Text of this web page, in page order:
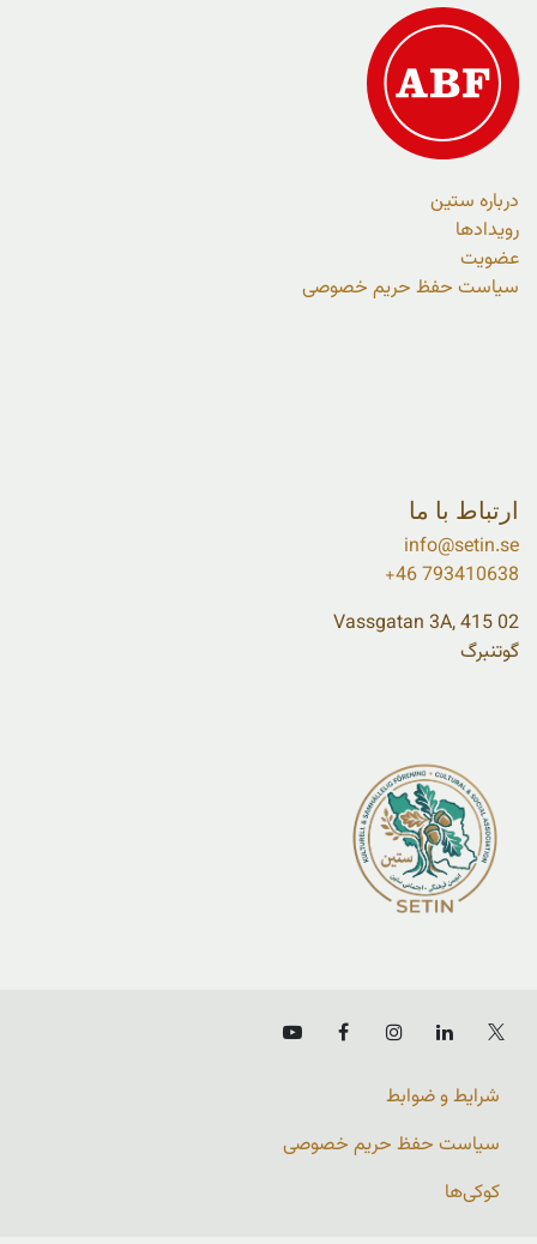
درباره ستین
رویدادها
عضویت
سیاست حفظ حریم خصوصی
ارتباط با ما
info@setin.se
+46 793410638
Vassgatan 3A, 415 02
گوتنبرگ
شرایط و ضوابط
سیاست حفظ حریم خصوصی
کوکی‌ها